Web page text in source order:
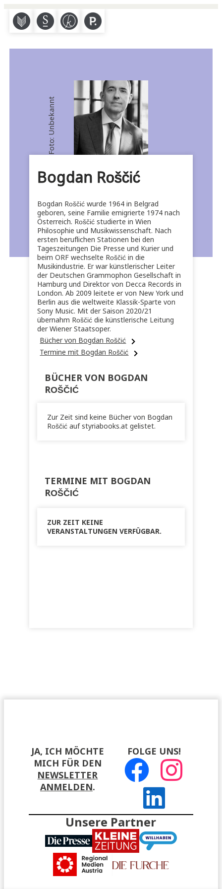
M S K P
Foto: Unbekannt
Bogdan Roščić
Bogdan Roščić wurde 1964 in Belgrad
geboren, seine Familie emigrierte 1974 nach
Österreich. Roščić studierte in Wien
Philosophie und Musikwissenschaft. Nach
ersten beruflichen Stationen bei den
Tageszeitungen Die Presse und Kurier und
beim ORF wechselte Roščić in die
Musikindustrie. Er war künstlerischer Leiter
der Deutschen Grammophon Gesellschaft in
Hamburg und Direktor von Decca Records in
London. Ab 2009 leitete er von New York und
Berlin aus die weltweite Klassik-Sparte von
Sony Music. Mit der Saison 2020/21
übernahm Roščić die künstlerische Leitung
der Wiener Staatsoper.
Bücher von Bogdan Roščić
Termine mit Bogdan Roščić
BÜCHER VON BOGDAN
ROŠČIĆ
Zur Zeit sind keine Bücher von Bogdan
Roščić auf styriabooks.at gelistet.
TERMINE MIT BOGDAN
ROŠČIĆ
ZUR ZEIT KEINE
VERANSTALTUNGEN VERFÜGBAR.
JA, ICH MÖCHTE
MICH FÜR DEN
NEWSLETTER
ANMELDEN.
FOLGE UNS!
Unsere Partner